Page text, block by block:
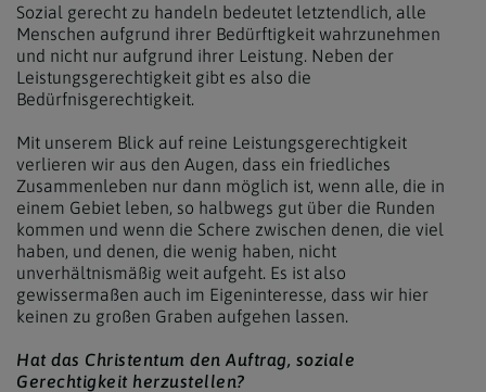
Sozial gerecht zu handeln bedeutet letztendlich, alle
Menschen aufgrund ihrer Bedürftigkeit wahrzunehmen
und nicht nur aufgrund ihrer Leistung. Neben der
Leistungsgerechtigkeit gibt es also die
Bedürfnisgerechtigkeit.
Mit unserem Blick auf reine Leistungsgerechtigkeit
verlieren wir aus den Augen, dass ein friedliches
Zusammenleben nur dann möglich ist, wenn alle, die in
einem Gebiet leben, so halbwegs gut über die Runden
kommen und wenn die Schere zwischen denen, die viel
haben, und denen, die wenig haben, nicht
unverhältnismäßig weit aufgeht. Es ist also
gewissermaßen auch im Eigeninteresse, dass wir hier
keinen zu großen Graben aufgehen lassen.
Hat das Christentum den Auftrag, soziale
Gerechtigkeit herzustellen?